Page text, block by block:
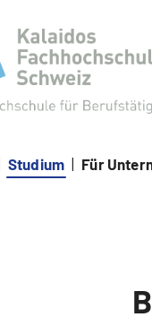
Studium Für